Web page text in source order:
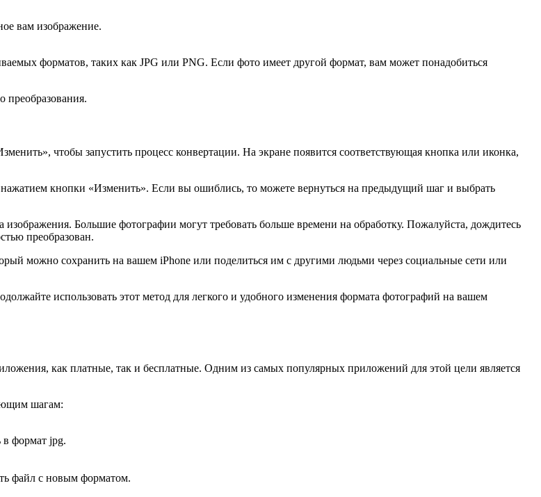
вам изображение.
форматов, таких как JPG или PNG. Если фото имеет другой формат, вам может понадобиться
преобразования.
чтобы запустить процесс конвертации. На экране появится соответствующая кнопка или иконка,
кнопки «Изменить». Если вы ошиблись, то можете вернуться на предыдущий шаг и выбрать
изображения. Большие фотографии могут требовать больше времени на обработку. Пожалуйста, дождитесь
преобразован.
можно сохранить на вашем iPhone или поделиться им с другими людьми через социальные сети или
использовать этот метод для легкого и удобного изменения формата фотографий на вашем
как платные, так и бесплатные. Одним из самых популярных приложений для этой цели является
шагам:
в формат jpg.
файл с новым форматом.